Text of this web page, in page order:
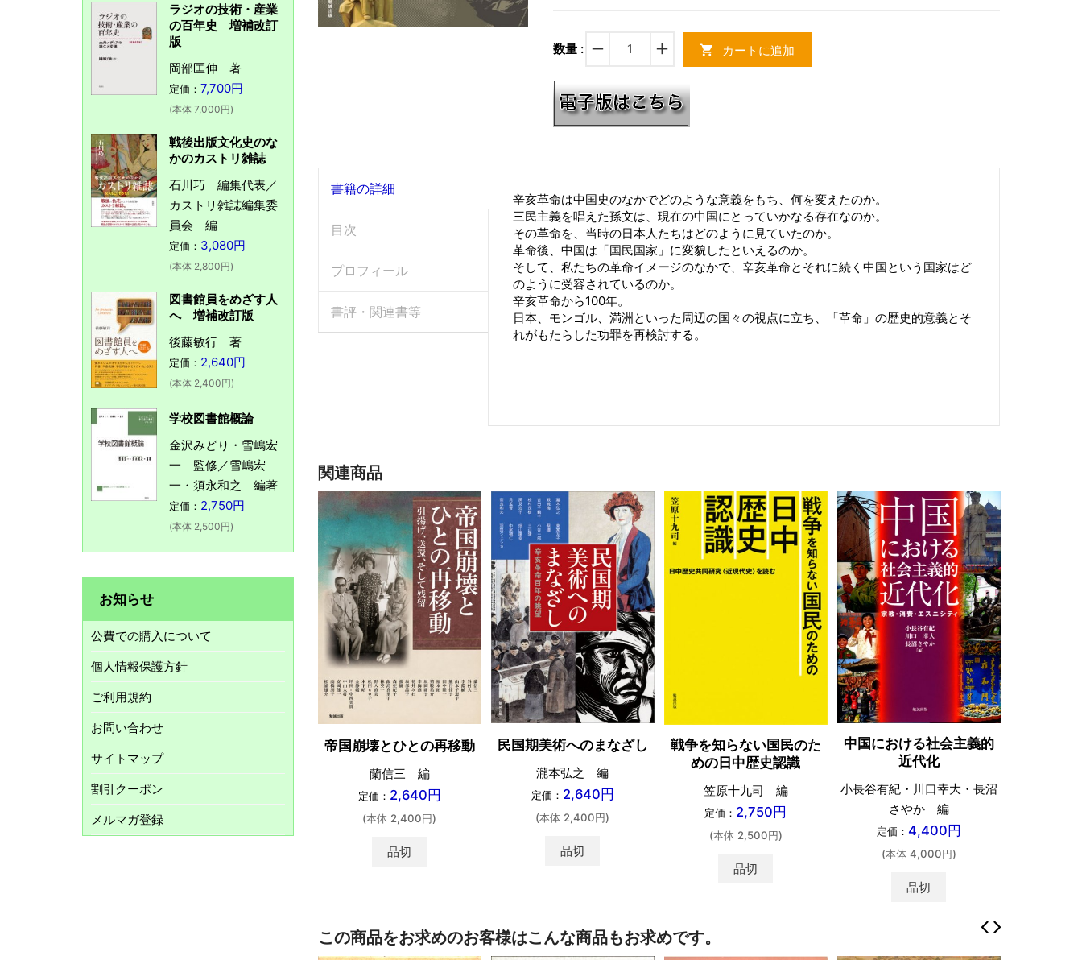
数量 : remove add shopping_cart カートに追加
書籍の詳細
目次
プロフィール
書評・関連書等
辛亥革命は中国史のなかでどのような意義をもち、何を変えたのか。
三民主義を唱えた孫文は、現在の中国にとっていかなる存在なのか。
その革命を、当時の日本人たちはどのように見ていたのか。
革命後、中国は「国民国家」に変貌したといえるのか。
そして、私たちの革命イメージのなかで、辛亥革命とそれに続く中国という国家はど
のように受容されているのか。
辛亥革命から100年。
日本、モンゴル、満洲といった周辺の国々の視点に立ち、「革命」の歴史的意義とそ
れがもたらした功罪を再検討する。
関連商品
帝国崩壊とひとの再移動
蘭信三 編
定価： 2,640円
(本体 2,400円)
品切
民国期美術へのまなざし
瀧本弘之 編
定価： 2,640円
(本体 2,400円)
品切
戦争を知らない国民のた
めの日中歴史認識
笠原十九司 編
定価： 2,750円
(本体 2,500円)
品切
中国における社会主義的
近代化
小長谷有紀・川口幸大・長沼
さやか 編
定価： 4,400円
(本体 4,000円)
品切
この商品をお求めのお客様はこんな商品もお求めです。
ラジオの技術・産業
の百年史 増補改訂
版
岡部匡伸 著
定価： 7,700円
(本体 7,000円)
戦後出版文化史のな
かのカストリ雑誌
石川巧 編集代表／
カストリ雑誌編集委
員会 編
定価： 3,080円
(本体 2,800円)
図書館員をめざす人
へ 増補改訂版
後藤敏行 著
定価： 2,640円
(本体 2,400円)
学校図書館概論
金沢みどり・雪嶋宏
一 監修／雪嶋宏
一・須永和之 編著
定価： 2,750円
(本体 2,500円)
お知らせ
公費での購入について
個人情報保護方針
ご利用規約
お問い合わせ
サイトマップ
割引クーポン
メルマガ登録